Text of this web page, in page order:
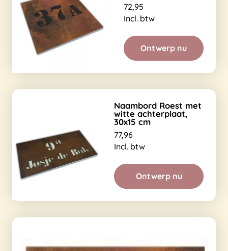
72,95
Incl. btw
Ontwerp nu
Naambord Roest met
witte achterplaat,
30x15 cm
77,96
Incl. btw
Ontwerp nu